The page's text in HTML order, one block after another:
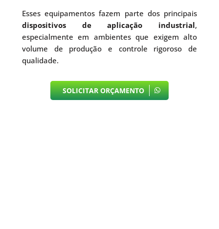
Esses equipamentos fazem parte dos principais
dispositivos de aplicação industrial,
especialmente em ambientes que exigem alto
volume de produção e controle rigoroso de
qualidade.
SOLICITAR ORÇAMENTO